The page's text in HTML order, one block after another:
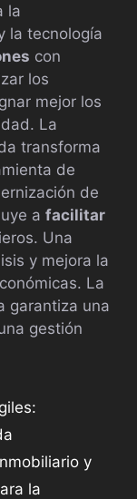
la
la tecnología
con
los
mejor los
La
transforma
de
de
a facilitar
Una
y mejora la
La
garantiza una
gestión
y
la